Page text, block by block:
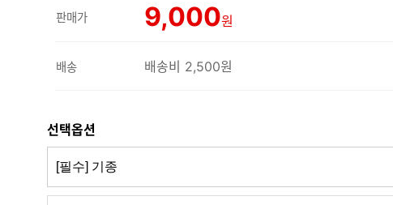
판매가 9,000원
배송 배송비 2,500원
선택옵션